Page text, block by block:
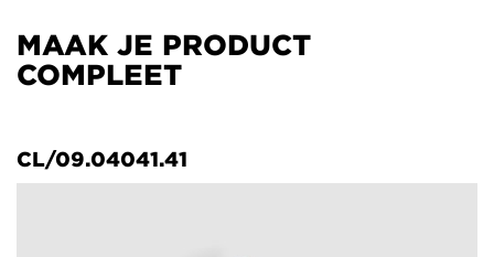
MAAK JE PRODUCT
COMPLEET
CL/09.04041.41